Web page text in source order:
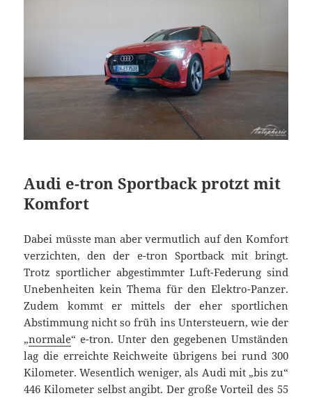
Audi e-tron Sportback protzt mit
Komfort
Dabei müsste man aber vermutlich auf den Komfort
verzichten, den der e-tron Sportback mit bringt.
Trotz sportlicher abgestimmter Luft-Federung sind
Unebenheiten kein Thema für den Elektro-Panzer.
Zudem kommt er mittels der eher sportlichen
Abstimmung nicht so früh ins Untersteuern, wie der
„normale“ e-tron. Unter den gegebenen Umständen
lag die erreichte Reichweite übrigens bei rund 300
Kilometer. Wesentlich weniger, als Audi mit „bis zu“
446 Kilometer selbst angibt. Der große Vorteil des 55